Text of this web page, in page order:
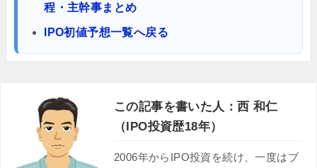
程・主幹事まとめ
IPO初値予想一覧へ戻る
この記事を書いた人：西 和仁
（IPO投資歴18年）
2006年からIPO投資を続け、一度はブ